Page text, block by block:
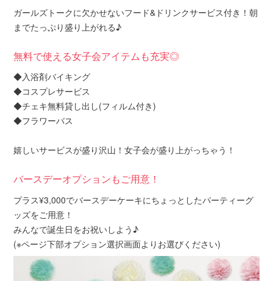
ガールズトークに欠かせないフード&ドリンクサービス付き！朝
までたっぷり盛り上がれる♪
無料で使える女子会アイテムも充実◎
◆入浴剤バイキング
◆コスプレサービス
◆チェキ無料貸し出し(フィルム付き)
◆フラワーバス
嬉しいサービスが盛り沢山！女子会が盛り上がっちゃう！
バースデーオプションもご用意！
プラス¥3,000でバースデーケーキにちょっとしたパーティーグ
ッズをご用意！
みんなで誕生日をお祝いしよう♪
(※ページ下部オプション選択画面よりお選びください)